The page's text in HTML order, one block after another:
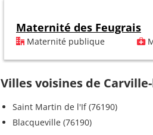
Maternité des Feugrais
Maternité publique
Villes voisines de
Saint Martin de l'If (76190)
Blacqueville (76190)